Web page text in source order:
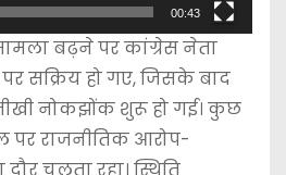
00:43
बढ़ने पर कांग्रेस नेता
सक्रिय हो गए, जिसके बाद
नोकझोंक शुरू हो गई। कुछ
पर राजनीतिक आरोप-
चलता रहा। स्थिति